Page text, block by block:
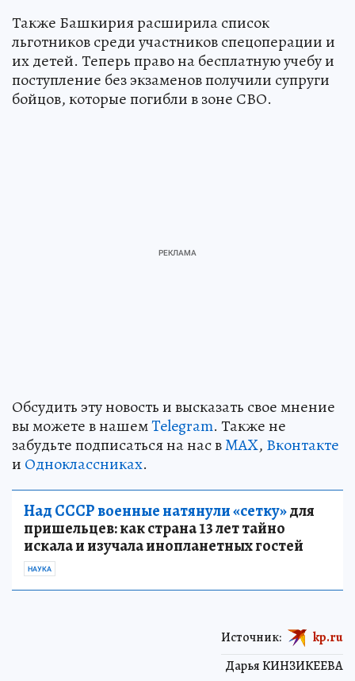
Также Башкирия расширила список
льготников среди участников спецоперации и
их детей. Теперь право на бесплатную учебу и
поступление без экзаменов получили супруги
бойцов, которые погибли в зоне СВО.
Обсудить эту новость и высказать свое мнение
вы можете в нашемTelegram. Также не
забудьте подписаться на нас вMAX, Вконтакте
и Одноклассниках.
Над СССР военные натянули «сетку»для
пришельцев: как страна 13 лет тайно
искала и изучала инопланетных гостей
НАУКА
Дарья КИНЗИКЕЕВА
Источник: kp.ru